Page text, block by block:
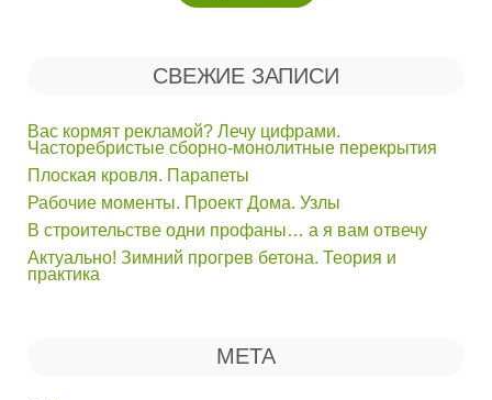
СВЕЖИЕ ЗАПИСИ
Вас кормят рекламой? Лечу цифрами.
Часторебристые сборно-монолитные перекрытия
Плоская кровля. Парапеты
Рабочие моменты. Проект Дома. Узлы
В строительстве одни профаны… а я вам отвечу
Актуально! Зимний прогрев бетона. Теория и
практика
МЕТА